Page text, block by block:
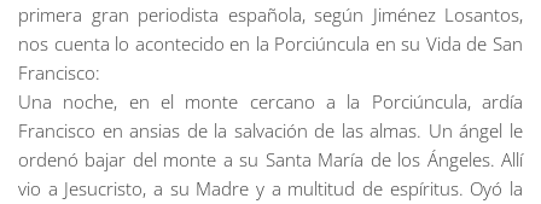
primera gran periodista española, según Jiménez Losantos,
nos cuenta lo acontecido en la Porciúncula en su Vida de San
Francisco:
Una noche, en el monte cercano a la Porciúncula, ardía
Francisco en ansias de la salvación de las almas. Un ángel le
ordenó bajar del monte a su Santa María de los Ángeles. Allí
vio a Jesucristo, a su Madre y a multitud de espíritus. Oyó la